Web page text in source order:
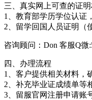
三、真实网上可查的证
1、教育部学历学位认证
2、留学回国人员证明（
咨询顾问：Don 客服Q微
四、办理流程
1、客户提供相关材料，
2、补充毕业证成绩单等
3、留服官网注册申请账